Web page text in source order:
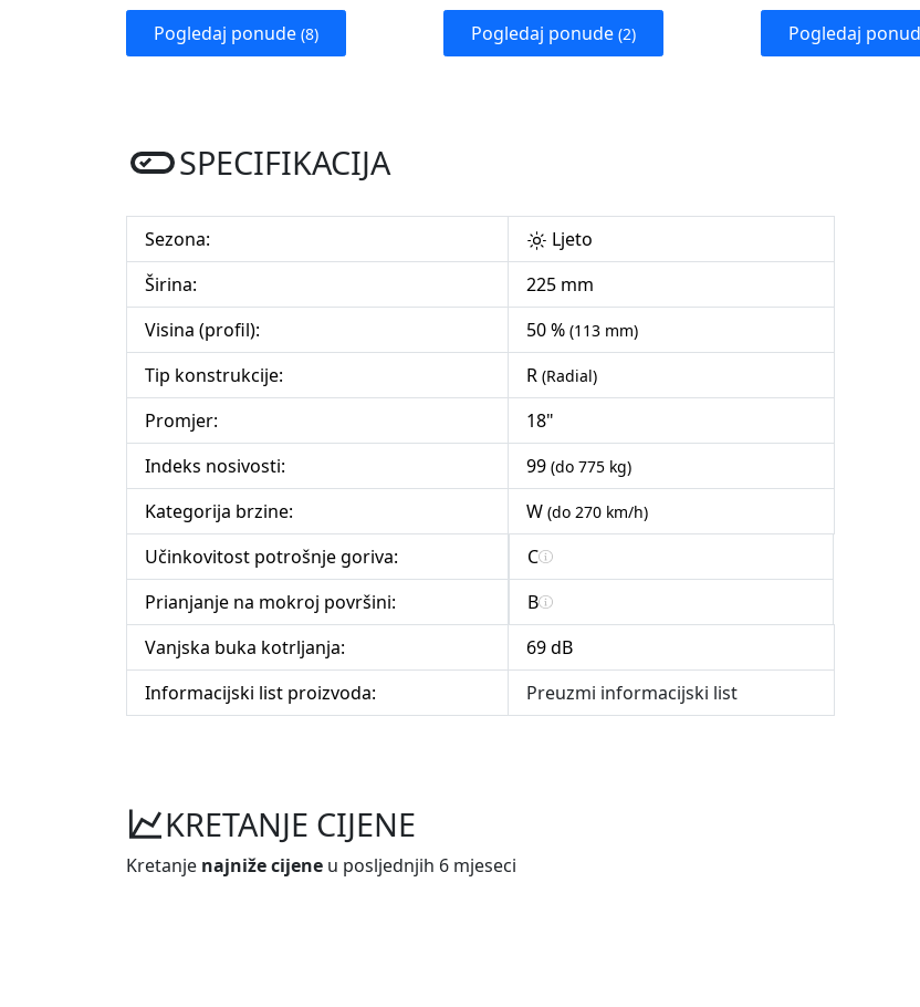
Pogledaj ponude (8) Pogledaj ponude (2) Pogledaj
SPECIFIKACIJA
Sezona:
Ljeto
Širina:
225 mm
Visina (profil):
50 % (113 mm)
Tip konstrukcije: R (Radial)
Promjer:
18"
Indeks nosivosti:
99 (do 775 kg)
Kategorija brzine: W (do 270 km/h)
Učinkovitost potrošnje goriva:
C
Prianjanje na mokroj površini:
B
Vanjska buka kotrljanja:
69 dB
Informacijski list proizvoda:
Preuzmi informacijski list
KRETANJE CIJENE
Kretanje najniže cijene u posljednjih 6 mjeseci